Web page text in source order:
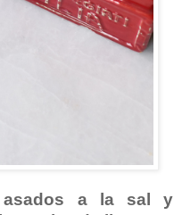
asados a la sal y